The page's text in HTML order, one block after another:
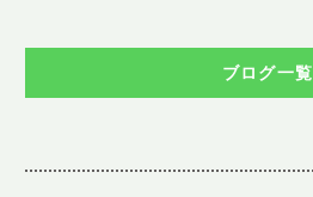
ブログ一覧